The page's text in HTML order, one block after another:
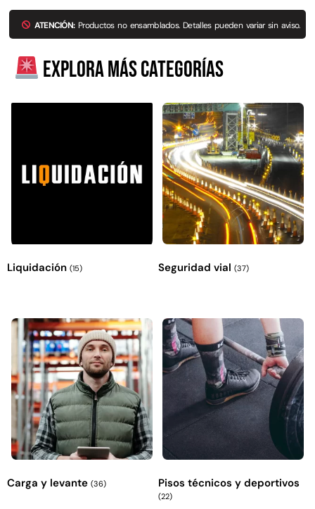
ATENCIÓN:Productos no ensamblados. Detalles pueden variar sin aviso.
Explora más categorías
Liquidación (15) Seguridad vial (37)
Carga y levante (36) Pisos técnicos y deportivos
(22)
Empaquetadura 3/16"
Explora más productos